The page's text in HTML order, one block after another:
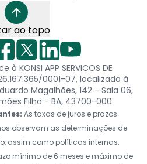
ao topo
KONSI APP SERVICOS DE
0001-07, localizado à
Magalhães, 142 - Sala 06,
Filho - BA, 43700-000.
As taxas de juros e prazos
observam as determinações de
assim como políticas internas.
mínimo de 6 meses e máximo de